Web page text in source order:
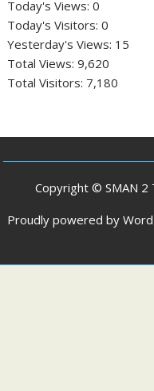
Today's Views:0
Today's Visitors:0
Yesterday's Views: 15
Total Views:9,620
Total Visitors: 7,180
Copyright © SMAN 2
Proudly powered by